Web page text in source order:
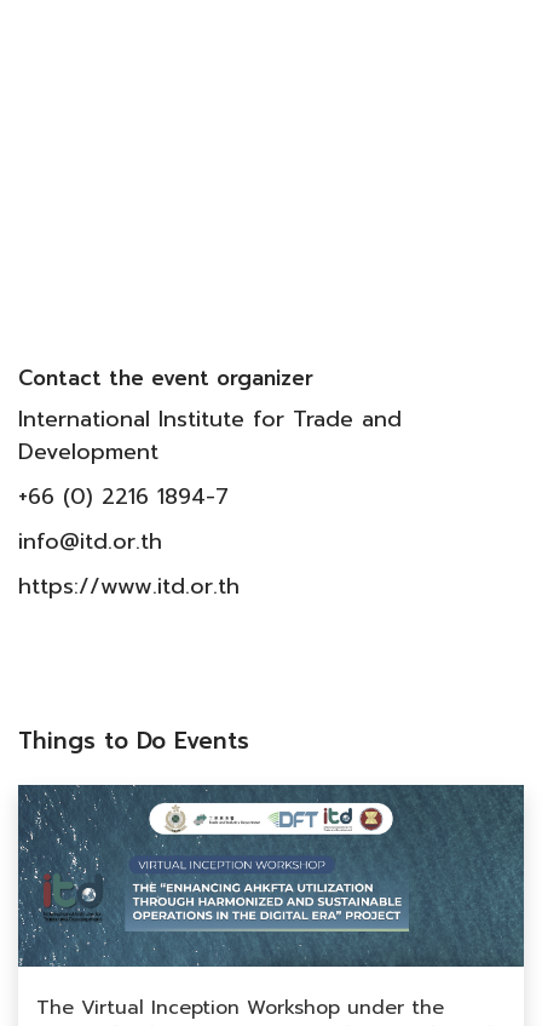
Contact the event organizer
International Institute for Trade and
Development
+66 (0) 2216 1894-7
info@itd.or.th
https://www.itd.or.th
Things to Do Events
The Virtual Inception Workshop under the